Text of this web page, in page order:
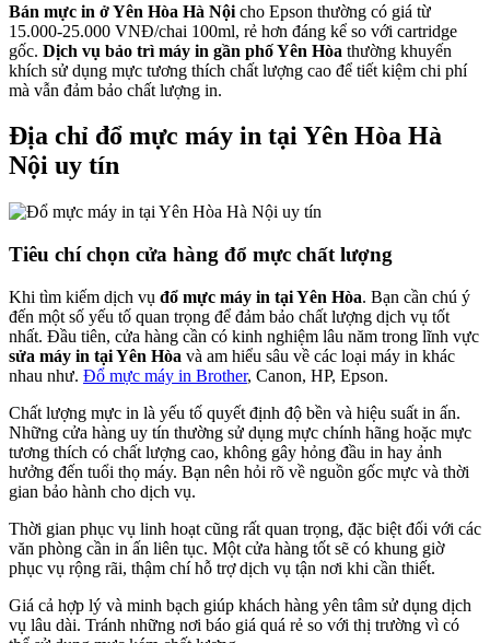
Bán mực in ở Yên Hòa Hà Nội cho Epson thường có giá từ
15.000-25.000 VNĐ/chai 100ml, rẻ hơn đáng kể so với cartridge
gốc. Dịch vụ bảo trì máy in gần phố Yên Hòa thường khuyến
khích sử dụng mực tương thích chất lượng cao để tiết kiệm chi phí
mà vẫn đảm bảo chất lượng in.
Địa chỉ đổ mực máy in tại Yên Hòa Hà
Nội uy tín
Tiêu chí chọn cửa hàng đổ mực chất lượng
Khi tìm kiếm dịch vụ đổ mực máy in tại Yên Hòa. Bạn cần chú ý
đến một số yếu tố quan trọng để đảm bảo chất lượng dịch vụ tốt
nhất. Đầu tiên, cửa hàng cần có kinh nghiệm lâu năm trong lĩnh vực
sửa máy in tại Yên Hòa và am hiểu sâu về các loại máy in khác
nhau như. Đổ mực máy in Brother, Canon, HP, Epson.
Chất lượng mực in là yếu tố quyết định độ bền và hiệu suất in ấn.
Những cửa hàng uy tín thường sử dụng mực chính hãng hoặc mực
tương thích có chất lượng cao, không gây hỏng đầu in hay ảnh
hưởng đến tuổi thọ máy. Bạn nên hỏi rõ về nguồn gốc mực và thời
gian bảo hành cho dịch vụ.
Thời gian phục vụ linh hoạt cũng rất quan trọng, đặc biệt đối với các
văn phòng cần in ấn liên tục. Một cửa hàng tốt sẽ có khung giờ
phục vụ rộng rãi, thậm chí hỗ trợ dịch vụ tận nơi khi cần thiết.
Giá cả hợp lý và minh bạch giúp khách hàng yên tâm sử dụng dịch
vụ lâu dài. Tránh những nơi báo giá quá rẻ so với thị trường vì có